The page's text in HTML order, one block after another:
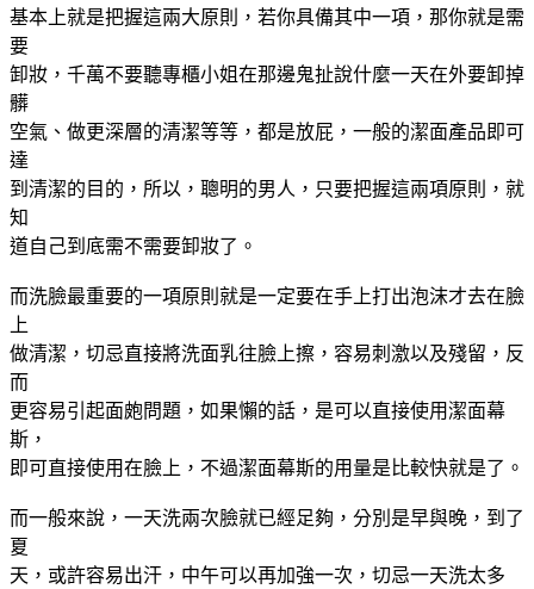
基本上就是把握這兩大原則，若你具備其中一項，那你就是需
要
卸妝，千萬不要聽專櫃小姐在那邊鬼扯說什麼一天在外要卸掉
髒
空氣、做更深層的清潔等等，都是放屁，一般的潔面產品即可
達
到清潔的目的，所以，聰明的男人，只要把握這兩項原則，就
知
道自己到底需不需要卸妝了。
而洗臉最重要的一項原則就是一定要在手上打出泡沫才去在臉
上
做清潔，切忌直接將洗面乳往臉上擦，容易刺激以及殘留，反
而
更容易引起面皰問題，如果懶的話，是可以直接使用潔面幕
斯，
即可直接使用在臉上，不過潔面幕斯的用量是比較快就是了。
而一般來說，一天洗兩次臉就已經足夠，分別是早與晚，到了
夏
天，或許容易出汗，中午可以再加強一次，切忌一天洗太多